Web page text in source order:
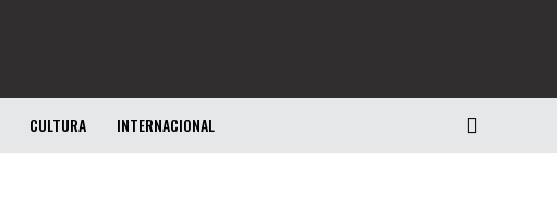
CULTURA INTERNACIONAL